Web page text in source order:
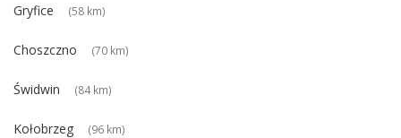
Gryfice (58 km)
Choszczno (70 km)
Świdwin (84 km)
Kołobrzeg (96 km)